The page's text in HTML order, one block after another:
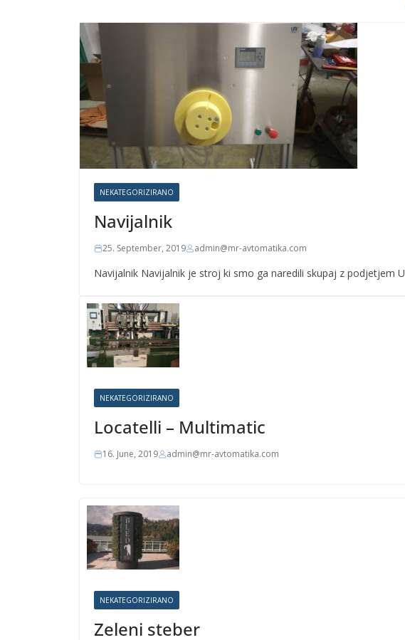
NEKATEGORIZIRANO
Navijalnik
25. September, 2019 admin@mr-avtomatika.com
Navijalnik Navijalnik je stroj ki smo ga naredili skupaj z podjetjem
NEKATEGORIZIRANO
Locatelli – Multimatic
16. June, 2019 admin@mr-avtomatika.com
NEKATEGORIZIRANO
Zeleni steber